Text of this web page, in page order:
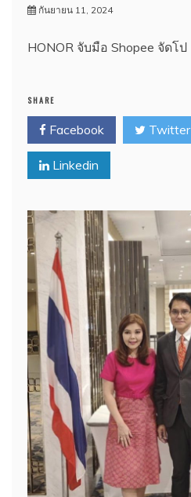
กันยายน 11, 2024
HONOR จับมือ Shopee จัดโป
SHARE
Facebook Twitter
Linkedin